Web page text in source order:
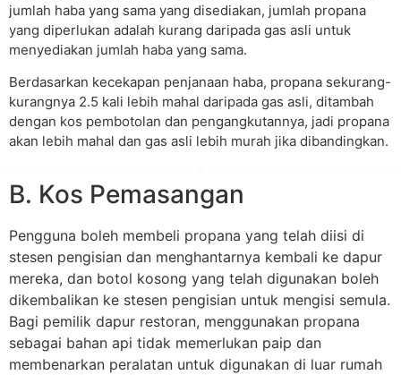
jumlah haba yang sama yang disediakan, jumlah propana
yang diperlukan adalah kurang daripada gas asli untuk
menyediakan jumlah haba yang sama.
Berdasarkan kecekapan penjanaan haba, propana sekurang-
kurangnya 2.5 kali lebih mahal daripada gas asli, ditambah
dengan kos pembotolan dan pengangkutannya, jadi propana
akan lebih mahal dan gas asli lebih murah jika dibandingkan.
B. Kos Pemasangan
Pengguna boleh membeli propana yang telah diisi di
stesen pengisian dan menghantarnya kembali ke dapur
mereka, dan botol kosong yang telah digunakan boleh
dikembalikan ke stesen pengisian untuk mengisi semula.
Bagi pemilik dapur restoran, menggunakan propana
sebagai bahan api tidak memerlukan paip dan
membenarkan peralatan untuk digunakan di luar rumah